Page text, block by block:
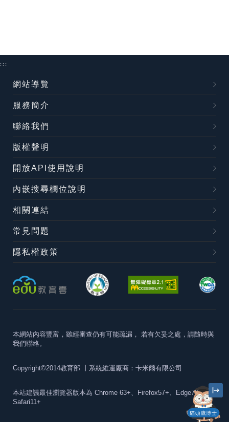
貓頭鷹博士
:::
網站導覽
服務簡介
聯絡我們
版權聲明
開放API使用說明
內嵌搜尋欄位說明
相關連結
常見問題
隱私權政策
本網站內容豐富，雖經審查仍有可能疏漏， 若有欠妥之處，請隨時與
我們聯絡。
Copyright©2014教育部 丨系統維運廠商：卡米爾有限公司
本站建議最佳瀏覽器版本為 Chrome 63+、Firefox57+、Edge79+及
Safari11+